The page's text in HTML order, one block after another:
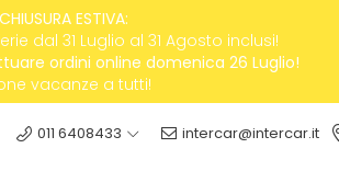
CHIUSURA ESTIVA:
dal 31 Luglio al 31 Agosto inclusi!
ordini online domenica 26 Luglio!
vacanze a tutti!
011 6408433 intercar@intercar.it